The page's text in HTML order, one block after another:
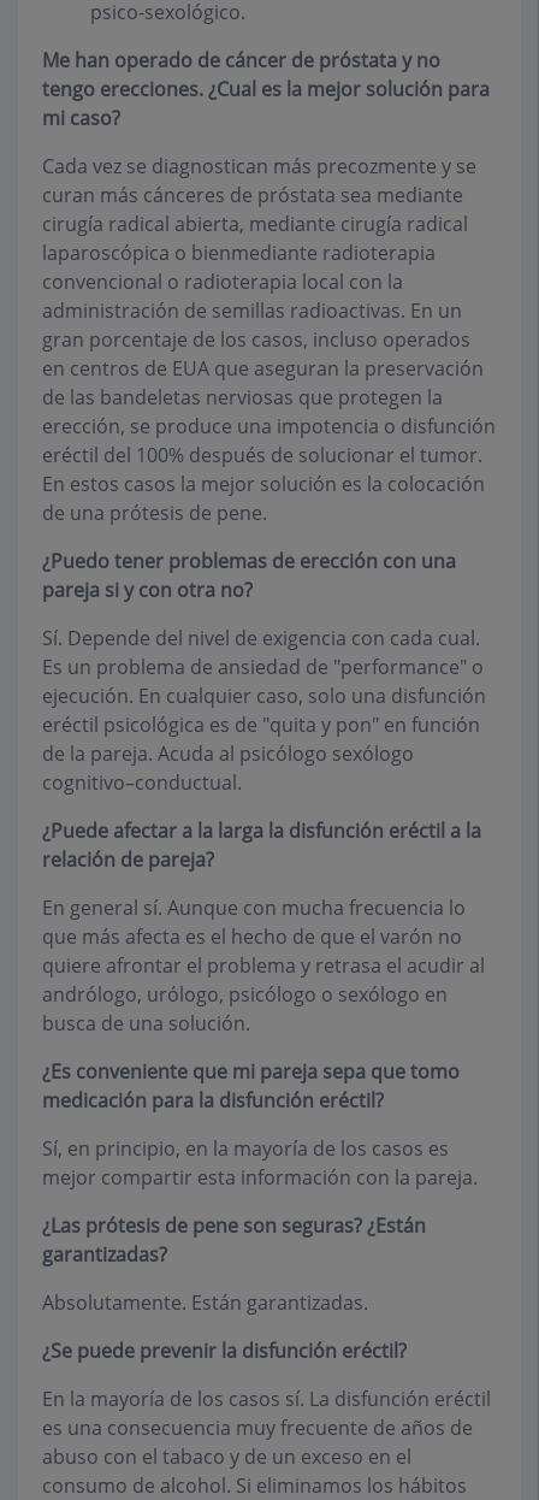
psico-sexológico.
Me han operado de cáncer de próstata y no
tengo erecciones. ¿Cual es la mejor solución para
mi caso?
Cada vez se diagnostican más precozmente y se
curan más cánceres de próstata sea mediante
cirugía radical abierta, mediante cirugía radical
laparoscópica o bienmediante radioterapia
convencional o radioterapia local con la
administración de semillas radioactivas. En un
gran porcentaje de los casos, incluso operados
en centros de EUA que aseguran la preservación
de las bandeletas nerviosas que protegen la
erección, se produce una impotencia o disfunción
eréctil del 100% después de solucionar el tumor.
En estos casos la mejor solución es la colocación
de una prótesis de pene.
¿Puedo tener problemas de erección con una
pareja si y con otra no?
Sí. Depende del nivel de exigencia con cada cual.
Es un problema de ansiedad de "performance" o
ejecución. En cualquier caso, solo una disfunción
eréctil psicológica es de "quita y pon" en función
de la pareja. Acuda al psicólogo sexólogo
cognitivo–conductual.
¿Puede afectar a la larga la disfunción eréctil a la
relación de pareja?
En general sí. Aunque con mucha frecuencia lo
que más afecta es el hecho de que el varón no
quiere afrontar el problema y retrasa el acudir al
andrólogo, urólogo, psicólogo o sexólogo en
busca de una solución.
¿Es conveniente que mi pareja sepa que tomo
medicación para la disfunción eréctil?
Sí, en principio, en la mayoría de los casos es
mejor compartir esta información con la pareja.
¿Las prótesis de pene son seguras? ¿Están
garantizadas?
Absolutamente. Están garantizadas.
¿Se puede prevenir la disfunción eréctil?
En la mayoría de los casos sí. La disfunción eréctil
es una consecuencia muy frecuente de años de
abuso con el tabaco y de un exceso en el
consumo de alcohol. Si eliminamos los hábitos